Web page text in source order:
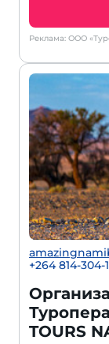
Реклама: ООО
+264 814-304-
TOURS